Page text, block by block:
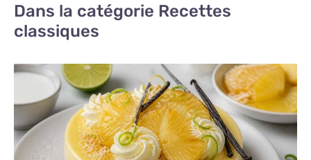
Dans la catégorie Recettes
classiques